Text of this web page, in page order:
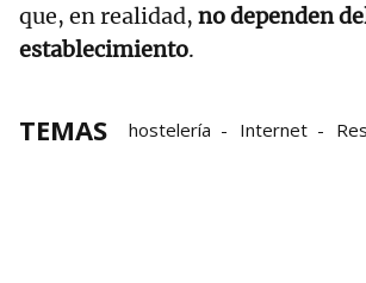
que, en realidad, no dependen
establecimiento.
TEMAS hostelería Internet